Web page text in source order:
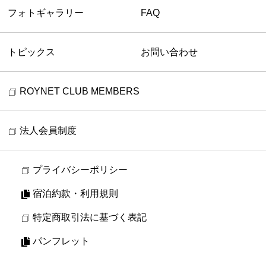
フォトギャラリー FAQ
トピックス お問い合わせ
ROYNET CLUB MEMBERS
法人会員制度
プライバシーポリシー
宿泊約款・利用規則
特定商取引法に基づく表記
パンフレット